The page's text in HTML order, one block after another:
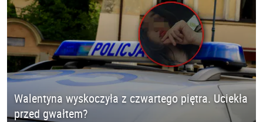
Walentyna wyskoczyła z czwartego piętra. Uciekła
przed gwałtem?